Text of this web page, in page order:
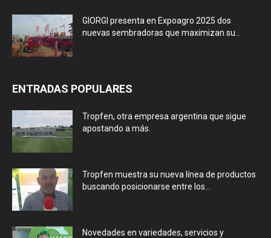
GIORGI presenta en Expoagro 2025 dos
nuevas sembradoras que maximizan su...
ENTRADAS POPULARES
Tropfen, otra empresa argentina que sigue
apostando a más.
Tropfen muestra su nueva línea de productos
buscando posicionarse entre los...
Novedades en variedades, servicios y